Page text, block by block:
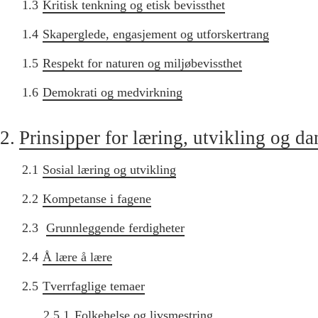
1.3 Kritisk tenkning og etisk bevissthet
1.4 Skaperglede, engasjement og utforskertrang
1.5 Respekt for naturen og miljøbevissthet
1.6 Demokrati og medvirkning
2. Prinsipper for læring, utvikling og
2.1 Sosial læring og utvikling
2.2 Kompetanse i fagene
2.3 Grunnleggende ferdigheter
2.4 Å lære å lære
2.5 Tverrfaglige temaer